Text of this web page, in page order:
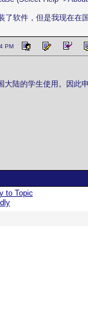
了软件，但是我现在在
PM
大陆的学生使用。因此
to Topic